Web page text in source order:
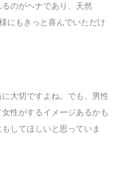
のがヘナであり、天然
にもきっと喜んでいただけ
大切ですよね。でも、男性
性がするイメージあるかも
してほしいと思っていま